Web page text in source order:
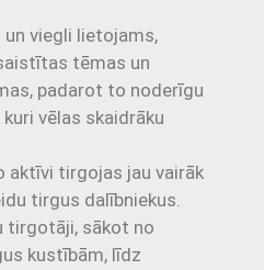
viegli lietojams,
tēmas un
padarot to noderīgu
vēlas skaidrāku
aktīvi tirgojas jau vairāk
tirgus dalībniekus.
tirgotāji, sākot no
kustībām, līdz